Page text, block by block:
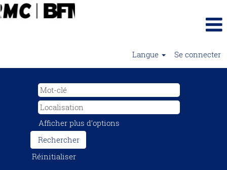
Langue Se connecter
Afficher plus d’options
Réinitialiser